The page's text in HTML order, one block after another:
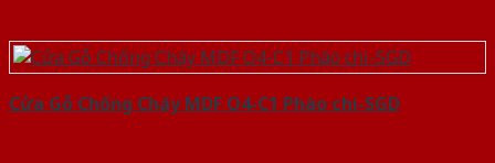
Cửa Gỗ Chống Cháy MDF O4-C1 Phào chi-SGD